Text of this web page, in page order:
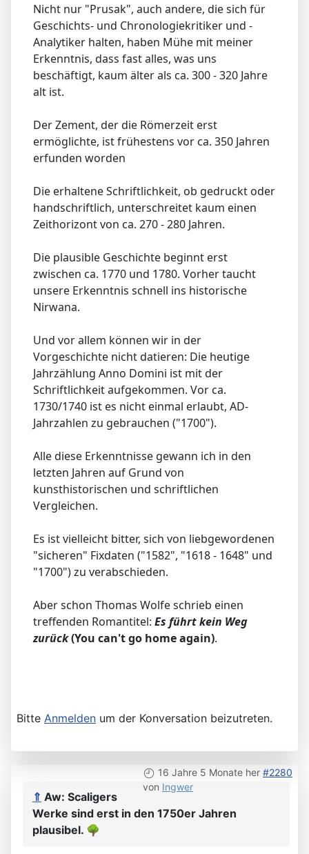
Nicht nur "Prusak", auch andere, die sich für
Geschichts- und Chronologiekritiker und -
Analytiker halten, haben Mühe mit meiner
Erkenntnis, dass fast alles, was uns
beschäftigt, kaum älter als ca. 300 - 320 Jahre
alt ist.
Der Zement, der die Römerzeit erst
ermöglichte, ist frühestens vor ca. 350 Jahren
erfunden worden
Die erhaltene Schriftlichkeit, ob gedruckt oder
handschriftlich, unterschreitet kaum einen
Zeithorizont von ca. 270 - 280 Jahren.
Die plausible Geschichte beginnt erst
zwischen ca. 1770 und 1780. Vorher taucht
unsere Erkenntnis schnell ins historische
Nirwana.
Und vor allem können wir in der
Vorgeschichte nicht datieren: Die heutige
Jahrzählung Anno Domini ist mit der
Schriftlichkeit aufgekommen. Vor ca.
1730/1740 ist es nicht einmal erlaubt, AD-
Jahrzahlen zu gebrauchen ("1700").
Alle diese Erkenntnisse gewann ich in den
letzten Jahren auf Grund von
kunsthistorischen und schriftlichen
Vergleichen.
Es ist vielleicht bitter, sich von liebgewordenen
"sicheren" Fixdaten ("1582", "1618 - 1648" und
"1700") zu verabschieden.
Aber schon Thomas Wolfe schrieb einen
treffenden Romantitel: Es führt kein Weg
zurück(You can't go home again).
Bitte Anmelden um der Konversation beizutreten.
16 Jahre 5 Monate her #2280
von Ingwer
⇑ Aw: Scaligers
Werke sind erst in den 1750er Jahren
plausibel. 🌳